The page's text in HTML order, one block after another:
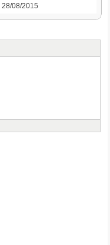
08/2015